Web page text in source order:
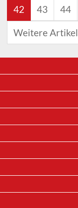
42 43 44
Weitere Artikel